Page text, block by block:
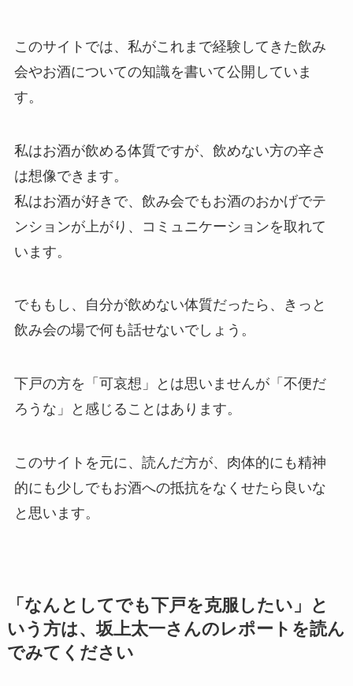
このサイトでは、 私がこれまで経験してきた飲み
会やお酒についての知識を書いて公開していま
す。
私はお酒が飲める体質ですが、飲めない方の辛さ
は想像できます。
私はお酒が好きで、飲み会でもお酒のおかげでテ
ンションが上がり、コミュニケーションを取れて
います。
でももし、
自分が飲めない体質だったら、きっと
飲み会の場で何も話せないでしょう。
下戸の方を「可哀想」とは思いませんが「不便だ
ろうな」と感じることはあります。
このサイトを元に、読んだ方が、肉体的にも精神
的にも少しでもお酒への抵抗をなくせたら良いな
と思います。
「なんとしてでも下戸を克服したい」と
いう方は、坂上太一さんのレポートを読ん
でみてください